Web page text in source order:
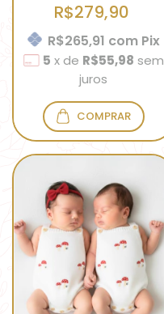
R$279,90
R$265,91 com Pix
5 x de R$55,98 sem
juros
COMPRAR